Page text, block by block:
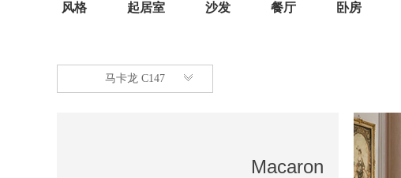
风格 起居室 沙发 餐厅 卧房
马卡龙 C147
Macaron